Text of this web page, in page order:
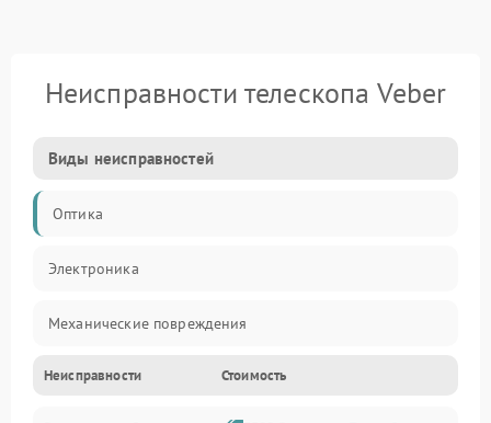
Неисправности телескопа Veber
Виды неисправностей
Оптика
Электроника
Механические повреждения
Механика
Неисправности Стоимость